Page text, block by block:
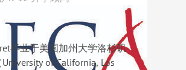
毕业于美国加州大学洛杉矶
of California, Los